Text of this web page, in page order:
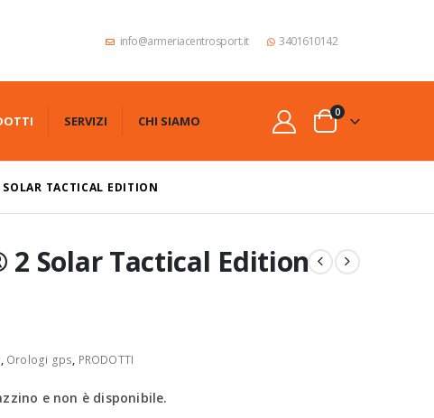
info@armeriacentrosport.it 3401610142
SERVIZI CHI SIAMO
0
TACTICAL EDITION
Solar Tactical Edition
, Orologi gps, PRODOTTI
e non è disponibile.